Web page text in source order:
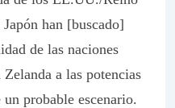
han [buscado]
de las naciones
a las potencias
un probable escenario.